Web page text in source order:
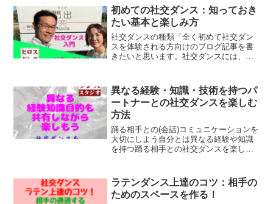
常に動きの改善を目指す姿勢を持ち続け
ることが必要だと思いま...
初めての社交ダンス：知っておき
たい基本と楽しみ方
社交ダンスの種類「全く初めて社交ダン
スを体験される方向けのブログ記事を書
きたいと思います。社交ダンスには、
うな競技の社交ダンスから趣味と遊びと
しての社交ダンス、船の旅...
異なる経験・知識・技術を持つパ
ートナーとの社交ダンスを楽しむ
方法
踊る相手との(会話)コミュニケーションを
大切にしよう自分とは異なる経験や知識
を持つ踊る相手との社交ダンスを楽しむ
お互いの経験について話して、理解し合
うことで、不安や心配...
ラテンダンス上達のコツ：相手の
ためのスペースを作る！